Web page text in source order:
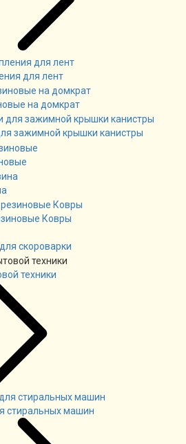
для лент
на домкрат
зажимной крышки канистры
Ковры
скороварки
техники
стиральных машин